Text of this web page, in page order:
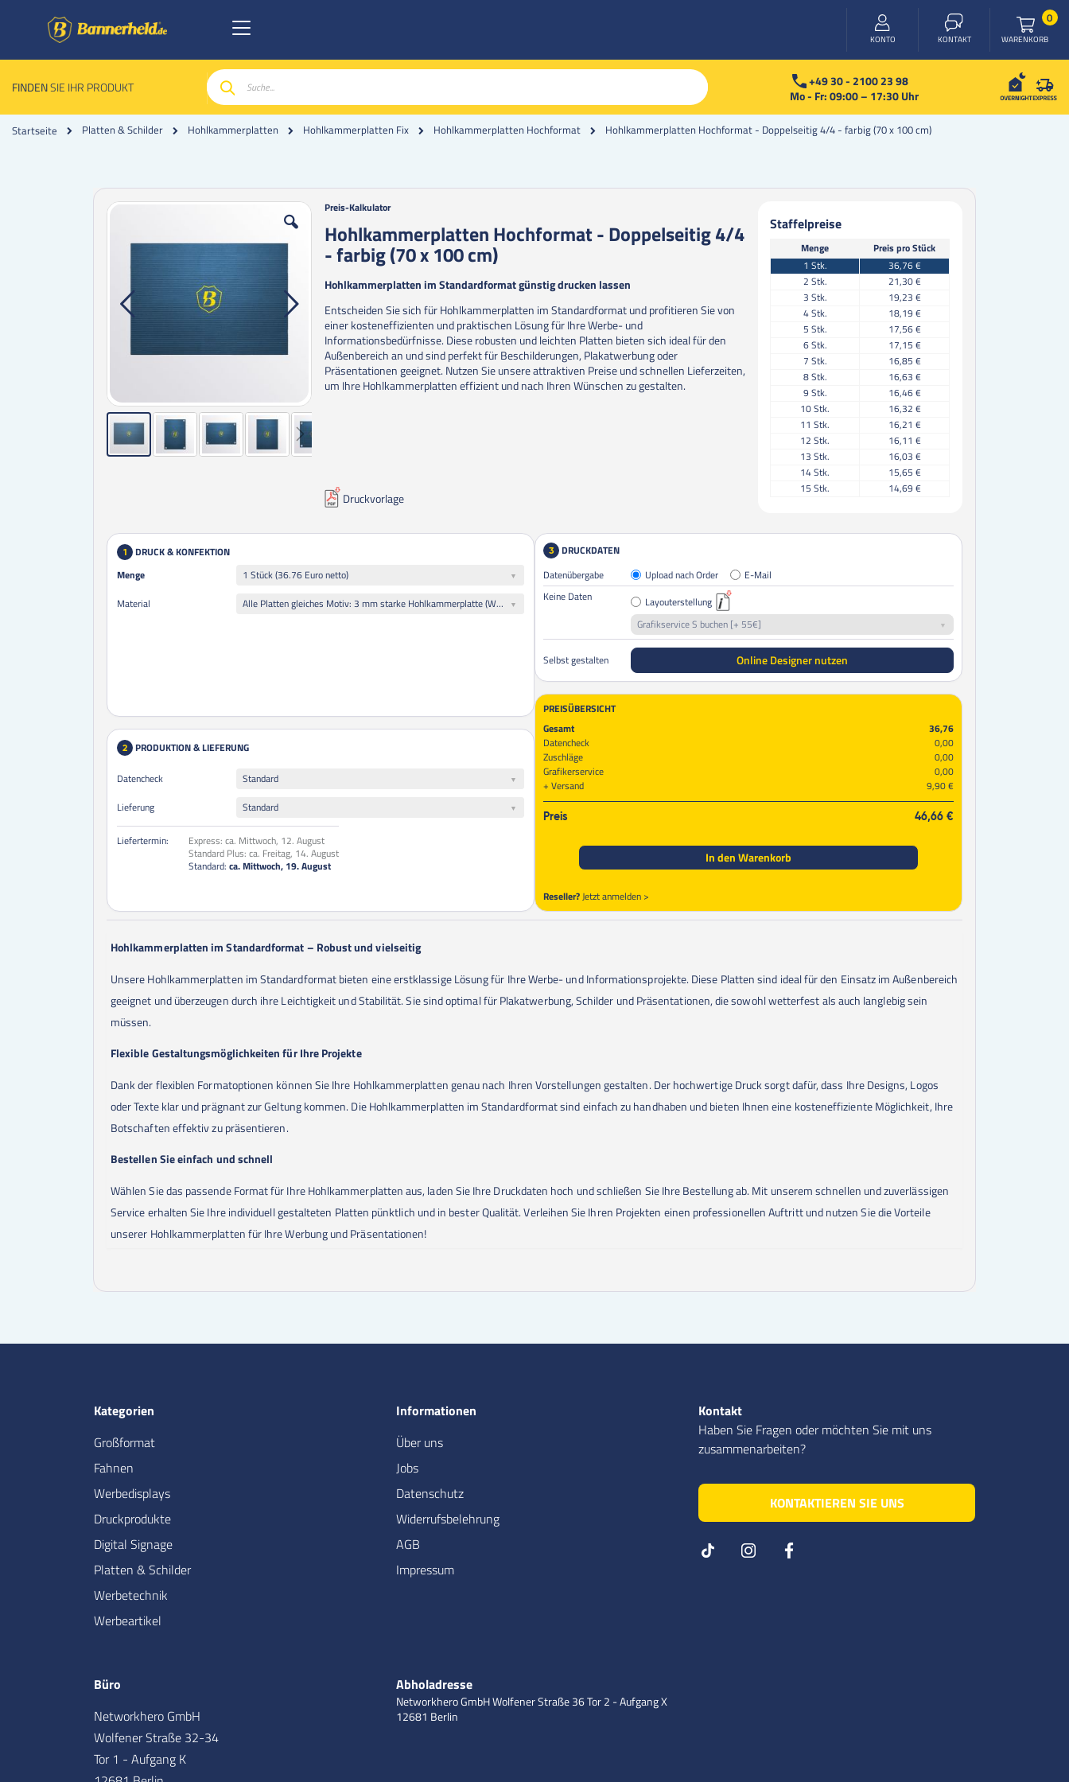
KONTO KONTAKT WARENKORB
0
FINDENSIE IHR PRODUKT
Suche
+49 30 - 2100 23 98
Mo - Fr: 09:00 – 17:30 Uhr
Startseite Platten & Schilder Hohlkammerplatten Hohlkammerplatten Fix Hohlkammerplatten Hochformat Hohlkammerplatten Hochformat - Doppelseitig 4/4 - farbig (70 x 100 cm)
Zum
Zum
der
Bildgalerie
springen
Preis-Kalkulator
Hohlkammerplatten Hochformat - Doppelseitig 4/4
- farbig (70 x 100 cm)
Hohlkammerplatten im Standardformat günstig drucken lassen
Entscheiden Sie sich für Hohlkammerplatten im Standardformat und profitieren Sie von
einer kosteneffizienten und praktischen Lösung für Ihre Werbe- und
Informationsbedürfnisse. Diese robusten und leichten Platten bieten sich ideal für den
Außenbereich an und sind perfekt für Beschilderungen, Plakatwerbung oder
Präsentationen geeignet. Nutzen Sie unsere attraktiven Preise und schnellen Lieferzeiten,
um Ihre Hohlkammerplatten effizient und nach Ihren Wünschen zu gestalten.
Staffelpreise
Menge
Preis pro Stück
1 Stk.
36,76 €
2 Stk.
21,30 €
3 Stk.
19,23 €
4Stk.
18,19 €
5 Stk.
17,56 €
6Stk.
17,15 €
7 Stk.
16,85 €
8Stk.
16,63 €
9 Stk.
16,46 €
10Stk.
16,32 €
11 Stk.
16,21 €
12 Stk.
16,11 €
13 Stk.
16,03 €
14Stk.
15,65 €
15 Stk.
14,69 €
18Stk.
14,55 €
21Stk.
14,45 €
23Stk.
14,40 €
25Stk.
14,36 €
30Stk.
35Stk.
14,21 €
40Stk.
14,17 €
100Stk.
13,98 €
13,96 €
13,93 €
200Stk.
13,92 €
300Stk.
13,90 €
500Stk.
13,88 €
550Stk.
13,88 €
13,88 €
850Stk.
13,87 €
900Stk.
13,87 €
Druckvorlage
1
DRUCK & KONFEKTION
Menge
1 Stück (36.76 Euro netto)
Menge
Material Alle Platten gleiches Motiv: 3 mm starke Hohlkammerplatte (Wellenstruktur) weiß
2 PRODUKTION & LIEFERUNG
Datencheck
Standard
Lieferung
Standard
Liefertermin: Express: ca. Mittwoch, 12. August
Standard Plus: ca. Freitag, 14. August
Standard: ca. Mittwoch, 19. August
3
DRUCKDATEN
Datenübergabe
Upload nach Order
E-Mail
Keine Daten
Layouterstellung
Grafikservice S buchen [+ 55€]
Selbst gestalten Online Designer nutzen
PREISÜBERSICHT
Gesamt
36,76
Datencheck
0,00
Zuschläge
0,00
Grafikerservice
0,00
Versand
9,90 €
Preis 46,66 €
In den Warenkorb
Reseller?Jetzt anmelden >
Hohlkammerplatten im Standardformat – Robust und vielseitig
Unsere Hohlkammerplatten im Standardformat bieten eine erstklassige Lösung für Ihre Werbe- und Informationsprojekte. Diese Platten sind ideal für den Einsatz im Außenbereich
geeignet und überzeugen durch ihre Leichtigkeit und Stabilität. Sie sind optimal für Plakatwerbung, Schilder und Präsentationen, die sowohl wetterfest als auch langlebig sein
müssen.
Flexible Gestaltungsmöglichkeiten für Ihre Projekte
Dank der flexiblen Formatoptionen können Sie Ihre Hohlkammerplatten genau nach Ihren Vorstellungen gestalten. Der hochwertige Druck sorgt dafür, dass Ihre Designs, Logos
oder Texte klar und prägnant zur Geltung kommen. Die Hohlkammerplatten im Standardformat sind einfach zu handhaben und bieten Ihnen eine kosteneffiziente Möglichkeit, Ihre
Botschaften effektiv zu präsentieren.
Bestellen Sie einfach und schnell
Wählen Sie das passende Format für Ihre Hohlkammerplatten aus, laden Sie Ihre Druckdaten hoch und schließen Sie Ihre Bestellung ab. Mit unserem schnellen und zuverlässigen
Service erhalten Sie Ihre individuell gestalteten Platten pünktlich und in bester Qualität. Verleihen Sie Ihren Projekten einen professionellen Auftritt und nutzen Sie die Vorteile
unserer Hohlkammerplatten für Ihre Werbung und Präsentationen!
Kontakt
Haben Sie Fragen oder möchten Sie mit uns
zusammenarbeiten?
KONTAKTIEREN SIE UNS
Kategorien
Großformat
Fahnen
Werbedisplays
Druckprodukte
Digital Signage
Platten & Schilder
Werbetechnik
Werbeartikel
Informationen
Über uns
Jobs
Datenschutz
Widerrufsbelehrung
AGB
Impressum
Büro
Networkhero GmbH
Wolfener Straße 32-34
Tor 1 - Aufgang K
Abholadresse
Networkhero GmbHWolfener Straße 36Tor 2 - Aufgang X
12681 Berlin